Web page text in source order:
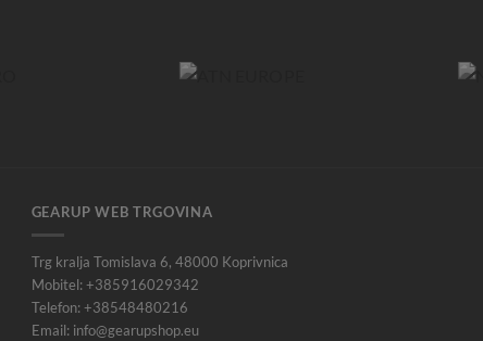
GEARUP WEB TRGOVINA
Trg kralja Tomislava 6, 48000 Koprivnica
Mobitel: +385916029342
Telefon: +38548480216
Email: info@gearupshop.eu